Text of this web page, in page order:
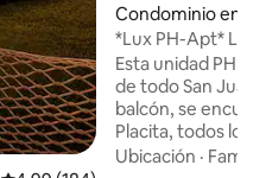
Condominio en
*Lux PH-Apt* La
lavadora/
Esta unidad PH
de todo San Juan
balcón, se
Placita, todos los
vida nocturna
Ubicación ·